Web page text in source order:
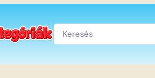
Keresés